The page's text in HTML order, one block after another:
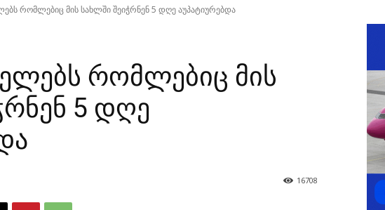
რომლებიც მის სახლში შეიჭრნენ 5 დღე აუპატიურებდა
რომლებიც მის
5 დღე
16708